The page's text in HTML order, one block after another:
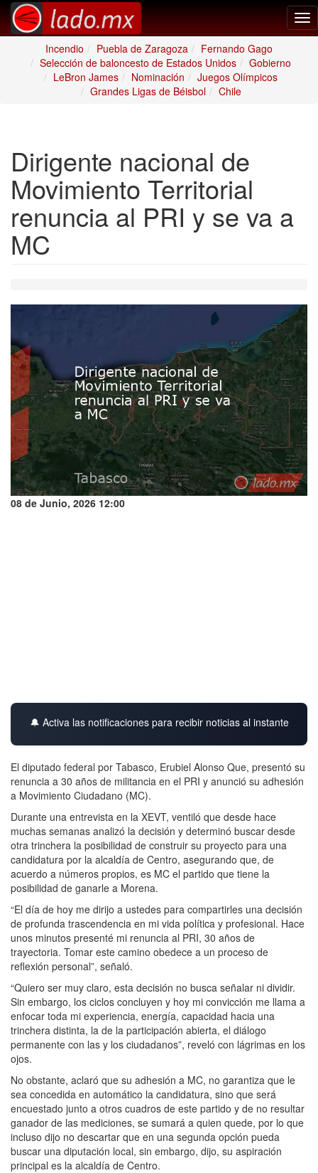
Incendio
Puebla de Zaragoza
Fernando Gago
Selección de baloncesto de Estados Unidos
Gobierno
LeBron James
Nominación
Juegos Olímpicos
Grandes Ligas de Béisbol
Chile
Dirigente nacional de
Movimiento Territorial
renuncia al PRI y se va a
MC
08 de Junio, 2026 12:00
🔔 Activa las notificaciones para recibir noticias al instante
El diputado federal por Tabasco, Erubiel Alonso Que, presentó su
renuncia a 30 años de militancia en el PRI y anunció su adhesión
a Movimiento Ciudadano (MC).
Durante una entrevista en la XEVT, ventiló que desde hace
muchas semanas analizó la decisión y determinó buscar desde
otra trinchera la posibilidad de construir su proyecto para una
candidatura por la alcaldía de Centro, asegurando que, de
acuerdo a números propios, es MC el partido que tiene la
posibilidad de ganarle a Morena.
“El día de hoy me dirijo a ustedes para compartirles una decisión
de profunda trascendencia en mi vida política y profesional. Hace
unos minutos presenté mi renuncia al PRI, 30 años de
trayectoria. Tomar este camino obedece a un proceso de
reflexión personal”, señaló.
“Quiero ser muy claro, esta decisión no busca señalar ni dividir.
Sin embargo, los ciclos concluyen y hoy mi convicción me llama a
enfocar toda mi experiencia, energía, capacidad hacia una
trinchera distinta, la de la participación abierta, el diálogo
permanente con las y los ciudadanos”, reveló con lágrimas en los
ojos.
No obstante, aclaró que su adhesión a MC, no garantiza que le
sea concedida en automático la candidatura, sino que será
encuestado junto a otros cuadros de este partido y de no resultar
ganador de las mediciones, se sumará a quien quede, por lo que
incluso dijo no descartar que en una segunda opción pueda
buscar una diputación local, sin embargo, dijo, su aspiración
principal es la alcaldía de Centro.